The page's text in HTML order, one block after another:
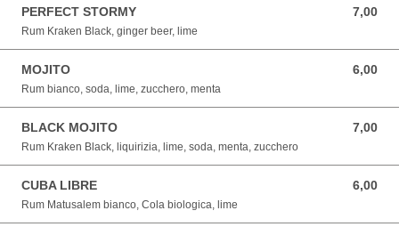
PERFECT STORMY 7,00
7,00 EUR
Rum Kraken Black, ginger beer, lime
MOJITO 6,00
6,00 EUR
Rum bianco, soda, lime, zucchero, menta
BLACK MOJITO 7,00
7,00 EUR
Rum Kraken Black, liquirizia, lime, soda, menta, zucchero
CUBA LIBRE 6,00
6,00 EUR
Rum Matusalem bianco, Cola biologica, lime